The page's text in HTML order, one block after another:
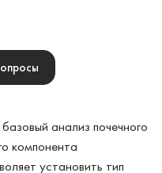
анализ почечного
компонента
установить тип